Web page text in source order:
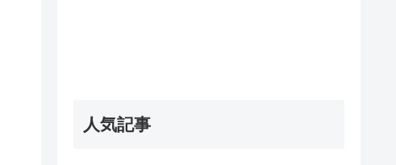
人気記事